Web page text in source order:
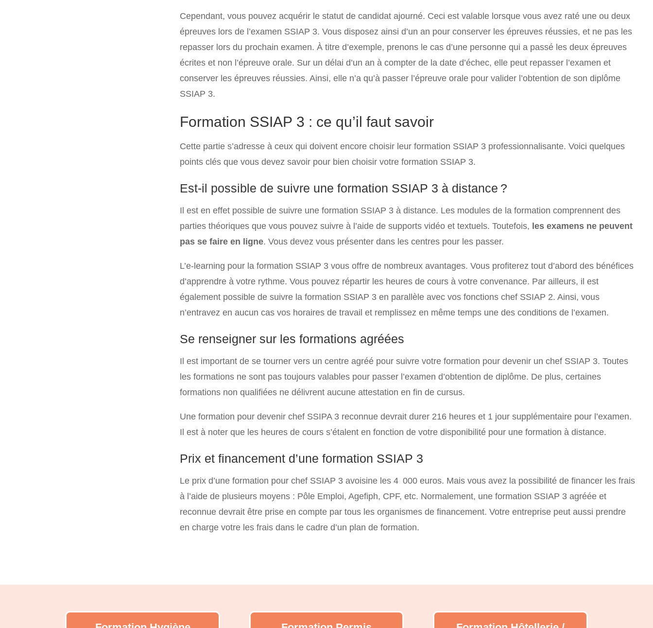
Cependant, vous pouvez acquérir le statut de candidat ajourné. Ceci est valable lorsque vous avez raté une ou deux
épreuves lors de l’examen SSIAP 3. Vous disposez ainsi d’un an pour conserver les épreuves réussies, et ne pas les
repasser lors du prochain examen. À titre d’exemple, prenons le cas d’une personne qui a passé les deux épreuves
écrites et non l’épreuve orale. Sur un délai d’un an à compter de la date d’échec, elle peut repasser l’examen et
conserver les épreuves réussies. Ainsi, elle n’a qu’à passer l’épreuve orale pour valider l’obtention de son diplôme
SSIAP 3.
Formation SSIAP 3 : ce qu’il faut savoir
Cette partie s’adresse à ceux qui doivent encore choisir leur formation SSIAP 3 professionnalisante. Voici quelques
points clés que vous devez savoir pour bien choisir votre formation SSIAP 3.
Est-il possible de suivre une formation SSIAP 3 à distance ?
Il est en effet possible de suivre une formation SSIAP 3 à distance. Les modules de la formation comprennent des
parties théoriques que vous pouvez suivre à l’aide de supports vidéo et textuels. Toutefois, les examens ne peuvent
pas se faire en ligne. Vous devez vous présenter dans les centres pour les passer.
L’e-learning pour la formation SSIAP 3 vous offre de nombreux avantages. Vous profiterez tout d’abord des bénéfices
d’apprendre à votre rythme. Vous pouvez répartir les heures de cours à votre convenance. Par ailleurs, il est
également possible de suivre la formation SSIAP 3 en parallèle avec vos fonctions chef SSIAP 2. Ainsi, vous
n’entravez en aucun cas vos horaires de travail et remplissez en même temps une des conditions de l’examen.
Se renseigner sur les formations agréées
Il est important de se tourner vers un centre agréé pour suivre votre formation pour devenir un chef SSIAP 3. Toutes
les formations ne sont pas toujours valables pour passer l’examen d’obtention de diplôme. De plus, certaines
formations non qualifiées ne délivrent aucune attestation en fin de cursus.
Une formation pour devenir chef SSIPA 3 reconnue devrait durer 216 heures et 1 jour supplémentaire pour l’examen.
Il est à noter que les heures de cours s’étalent en fonction de votre disponibilité pour une formation à distance.
Prix et financement d’une formation SSIAP 3
Le prix d’une formation pour chef SSIAP 3 avoisine les 4 000 euros. Mais vous avez la possibilité de financer les frais
à l’aide de plusieurs moyens : Pôle Emploi, Agefiph, CPF, etc. Normalement, une formation SSIAP 3 agréée et
reconnue devrait être prise en compte par tous les organismes de financement. Votre entreprise peut aussi prendre
en charge votre les frais dans le cadre d’un plan de formation.